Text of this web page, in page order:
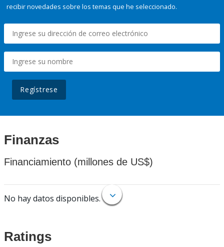
recibir novedades sobre los temas que he seleccionado.
Regístrese
Finanzas
Financiamiento (millones de US$)
No hay datos disponibles.
Ratings